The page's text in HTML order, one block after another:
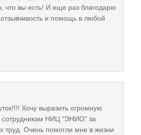
что вы есть! И еще раз благодарю
и помощь в любой
Хочу выразить огромную
сотрудникам НИЦ "ЭНИО" за
труд. Очень помогли мне в жизни